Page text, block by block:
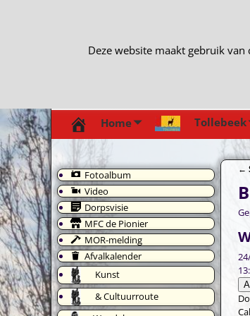
Home Tollebeek
←
Fotoalbum
Video
Dorpsvisie
MFC de Pionier
MOR-melding
Afvalkalender
Kunst
& Cultuurroute
Deze website maakt gebruik